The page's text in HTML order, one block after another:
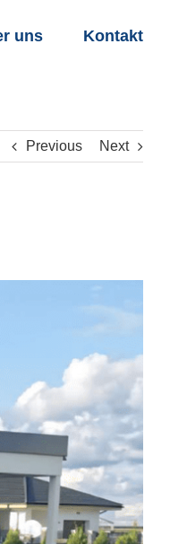
uns Kontakt
Previous Next